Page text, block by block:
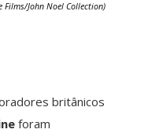
John Noel Collection)
britânicos
foram